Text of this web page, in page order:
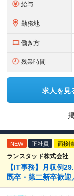
給与
勤務地
働き方
残業時間
求人を見
NEW 正社員 面接
ランスタッド株式会社
【IT事務】月収例
既卒・第二新卒歓